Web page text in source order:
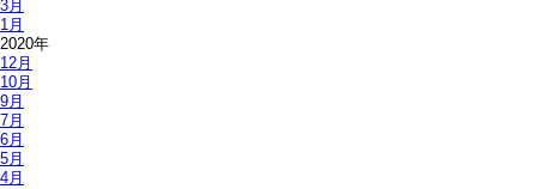
3月
1月
2020年
12月
10月
9月
7月
6月
5月
4月